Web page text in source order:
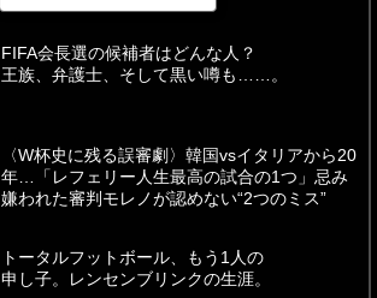
FIFA会長選の候補者はどんな人？
王族、弁護士、そして黒い噂も……。
〈W杯史に残る誤審劇〉韓国vsイタリアから20
年…「レフェリー人生最高の試合の1つ」忌み
嫌われた審判モレノが認めない“2つのミス”
トータルフットボール、もう1人の
申し子。レンセンブリンクの生涯。